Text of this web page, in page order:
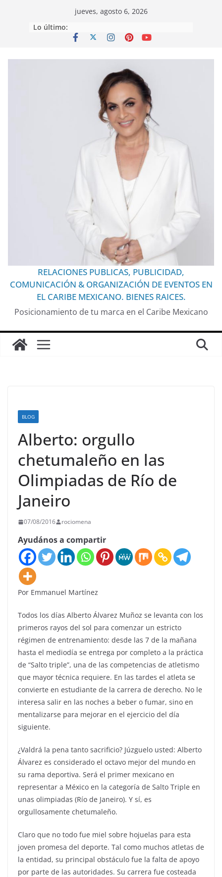
jueves, agosto 6, 2026
Lo último:
RELACIONES PUBLICAS, PUBLICIDAD,
COMUNICACIÓN & ORGANIZACIÓN DE EVENTOS EN
EL CARIBE MEXICANO. BIENES RAICES.
Posicionamiento de tu marca en el Caribe Mexicano
BLOG
Alberto: orgullo
chetumaleño en las
Olimpiadas de Río de
Janeiro
07/08/2016 rociomena
Ayudános a compartir
Por Emmanuel Martínez
Todos los días Alberto Álvarez Muñoz se levanta con los
primeros rayos del sol para comenzar un estricto
régimen de entrenamiento: desde las 7 de la mañana
hasta el mediodía se entrega por completo a la práctica
de “Salto triple”, una de las competencias de atletismo
que mayor técnica requiere. En las tardes el atleta se
convierte en estudiante de la carrera de derecho. No le
interesa salir en las noches a beber o fumar, sino en
mentalizarse para mejorar en el ejercicio del día
siguiente.
¿Valdrá la pena tanto sacrificio? Júzguelo usted: Alberto
Álvarez es considerado el octavo mejor del mundo en
su rama deportiva. Será el primer mexicano en
representar a México en la categoría de Salto Triple en
unas olimpiadas (Río de Janeiro). Y sí, es
orgullosamente chetumaleño.
Claro que no todo fue miel sobre hojuelas para esta
joven promesa del deporte. Tal como muchos atletas de
la entidad, su principal obstáculo fue la falta de apoyo
por parte de las autoridades. Su carrera fue costeada